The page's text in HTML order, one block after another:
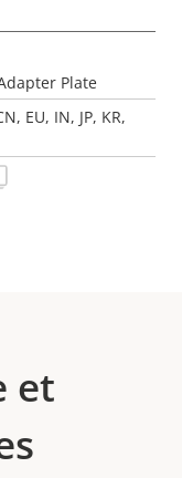
Plate
EU, IN, JP, KR,
et